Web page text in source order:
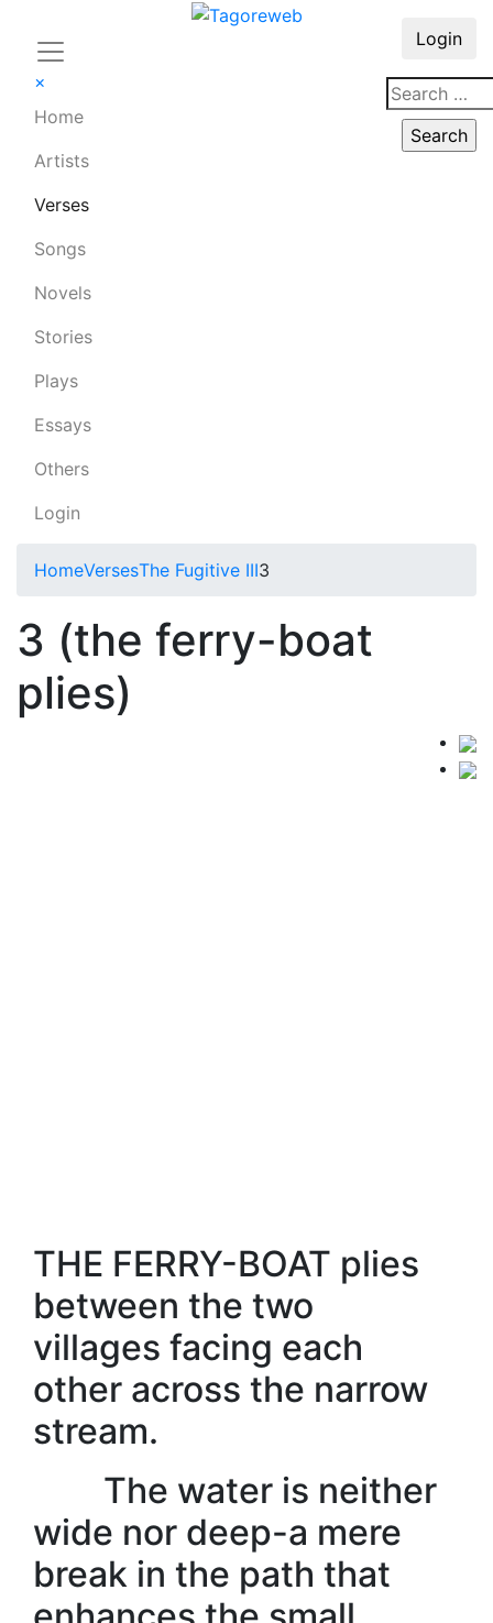
×
Home
Artists
Verses
Songs
Novels
Stories
Plays
Essays
Others
Login
Login
HomeVersesThe Fugitive III3
3 (the ferry-boat
plies)
THE FERRY-BOAT plies
between the two
villages facing each
other across the narrow
stream.
The water is neither
wide nor deep-a mere
break in the path that